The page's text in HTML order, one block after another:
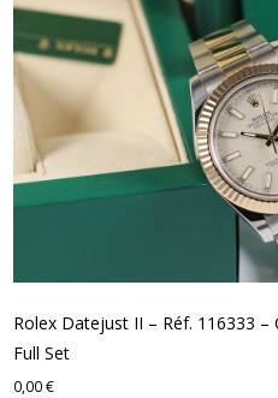
Rolex Datejust II – Réf. 116333 –
Full Set
0,00€